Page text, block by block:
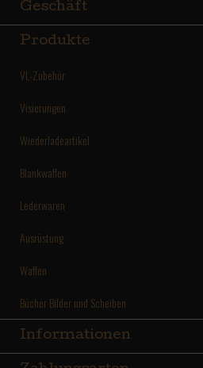
Geschäft
Produkte
VL-Zubehör
Visierungen
Wiederladeartikel
Blankwaffen
Lederwaren
Ausrüstung
Waffen
Bücher Bilder und Scheiben
Informationen